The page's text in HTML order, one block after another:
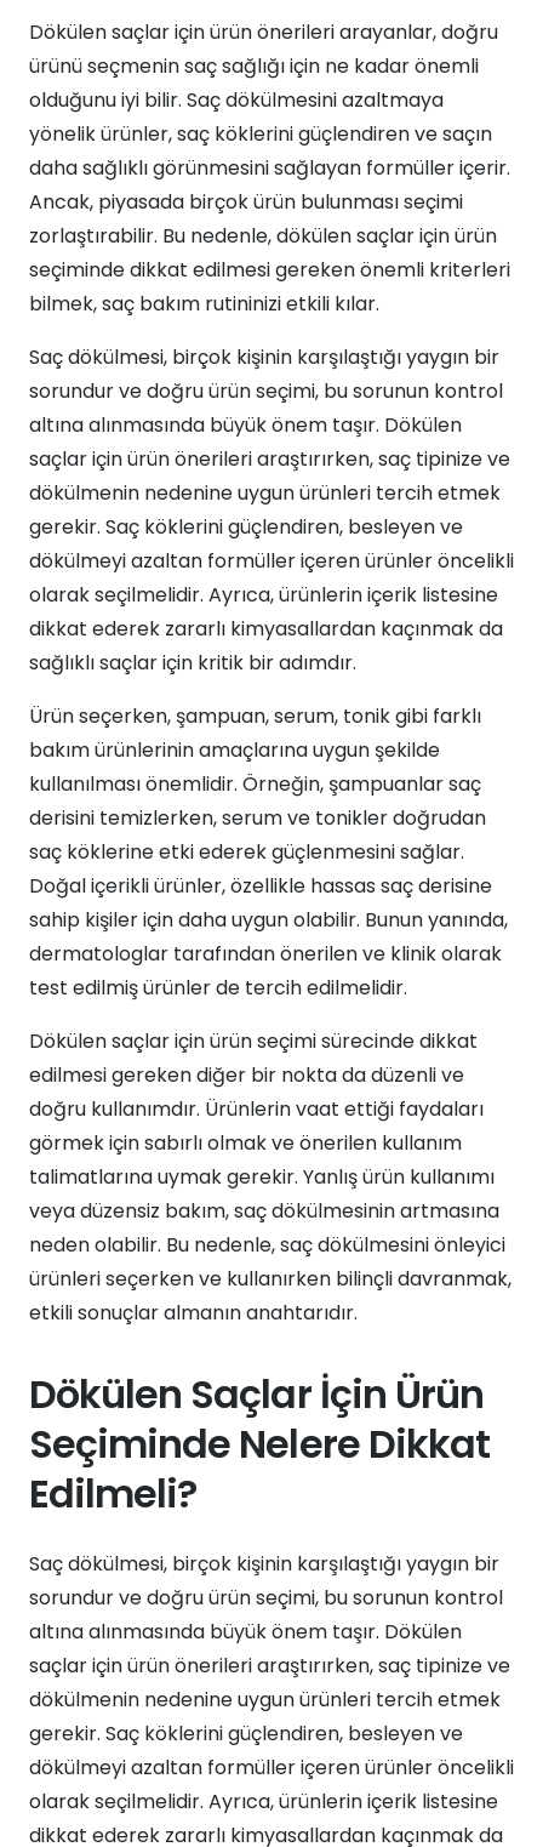
Dökülen saçlar için ürün önerileri arayanlar, doğru
ürünü seçmenin saç sağlığı için ne kadar önemli
olduğunu iyi bilir. Saç dökülmesini azaltmaya
yönelik ürünler, saç köklerini güçlendiren ve saçın
daha sağlıklı görünmesini sağlayan formüller içerir.
Ancak, piyasada birçok ürün bulunması seçimi
zorlaştırabilir. Bu nedenle, dökülen saçlar için ürün
seçiminde dikkat edilmesi gereken önemli kriterleri
bilmek, saç bakım rutininizi etkili kılar.
Saç dökülmesi, birçok kişinin karşılaştığı yaygın bir
sorundur ve doğru ürün seçimi, bu sorunun kontrol
altına alınmasında büyük önem taşır. Dökülen
saçlar için ürün önerileri araştırırken, saç tipinize ve
dökülmenin nedenine uygun ürünleri tercih etmek
gerekir. Saç köklerini güçlendiren, besleyen ve
dökülmeyi azaltan formüller içeren ürünler öncelikli
olarak seçilmelidir. Ayrıca, ürünlerin içerik listesine
dikkat ederek zararlı kimyasallardan kaçınmak da
sağlıklı saçlar için kritik bir adımdır.
Ürün seçerken, şampuan, serum, tonik gibi farklı
bakım ürünlerinin amaçlarına uygun şekilde
kullanılması önemlidir. Örneğin, şampuanlar saç
derisini temizlerken, serum ve tonikler doğrudan
saç köklerine etki ederek güçlenmesini sağlar.
Doğal içerikli ürünler, özellikle hassas saç derisine
sahip kişiler için daha uygun olabilir. Bunun yanında,
dermatologlar tarafından önerilen ve klinik olarak
test edilmiş ürünler de tercih edilmelidir.
Dökülen saçlar için ürün seçimi sürecinde dikkat
edilmesi gereken diğer bir nokta da düzenli ve
doğru kullanımdır. Ürünlerin vaat ettiği faydaları
görmek için sabırlı olmak ve önerilen kullanım
talimatlarına uymak gerekir. Yanlış ürün kullanımı
veya düzensiz bakım, saç dökülmesinin artmasına
neden olabilir. Bu nedenle, saç dökülmesini önleyici
ürünleri seçerken ve kullanırken bilinçli davranmak,
etkili sonuçlar almanın anahtarıdır.
Dökülen Saçlar İçin Ürün
Seçiminde Nelere Dikkat
Edilmeli?
Saç dökülmesi, birçok kişinin karşılaştığı yaygın bir
sorundur ve doğru ürün seçimi, bu sorunun kontrol
altına alınmasında büyük önem taşır. Dökülen
saçlar için ürün önerileri araştırırken, saç tipinize ve
dökülmenin nedenine uygun ürünleri tercih etmek
gerekir. Saç köklerini güçlendiren, besleyen ve
dökülmeyi azaltan formüller içeren ürünler öncelikli
olarak seçilmelidir. Ayrıca, ürünlerin içerik listesine
dikkat ederek zararlı kimyasallardan kaçınmak da